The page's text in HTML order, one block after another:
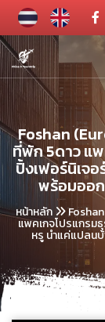
Foshan
ที่พัก 5ดาว แ
ปิ้งเฟอร์นิเจ
พร้อมออก
หน้าหลัก
แพคเกจโปรแกรม
หรู นำแค่แปลนบ้